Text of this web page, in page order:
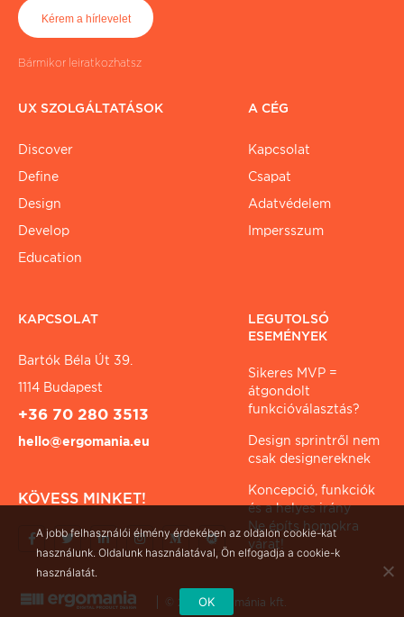
Bármikor leiratkozhatsz
UX SZOLGÁLTATÁSOK
Discover
Define
Design
Develop
Education
A CÉG
Kapcsolat
Csapat
Adatvédelem
Impersszum
KAPCSOLAT
Bartók Béla Út 39.
1114 Budapest
+36 70 280 3513
hello@ergomania.eu
KÖVESS MINKET!
LEGUTOLSÓ
ESEMÉNYEK
Sikeres MVP =
átgondolt
funkcióválasztás?
Design sprintről nem
csak designereknek
Koncepció, funkciók
és a helyes irány
Ne építs homokra
várat!
© 2026 ergománia kft.
A jobb felhasználói élmény érdekében az oldalon cookie-kat
használunk. Oldalunk használatával, Ön elfogadja a cookie-k
használatát.
OK